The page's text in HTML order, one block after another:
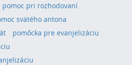
pomoc pri rozhodovaní
svätého antona
pomôcka pre evanjelizáciu